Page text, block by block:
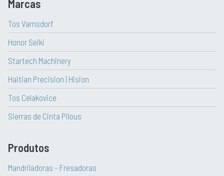
Marcas
Tos Varnsdorf
Honor Seiki
Startech Machinery
Haitian Precision | Hision
Tos Celakovice
Sierras de Cinta Pilous
Produtos
Mandriladoras – Fresadoras